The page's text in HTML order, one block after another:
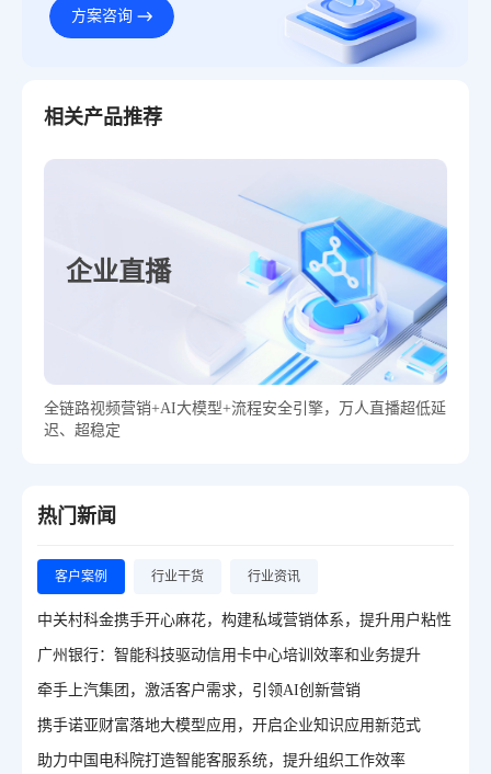
方案咨询
相关产品推荐
企业直播
全链路视频营销+AI大模型+流程安全引擎，万人直播超低延
迟、超稳定
热门新闻
客户案例 行业干货 行业资讯
中关村科金携手开心麻花，构建私域营销体系，提升用户粘性
广州银行：智能科技驱动信用卡中心培训效率和业务提升
牵手上汽集团，激活客户需求，引领AI创新营销
携手诺亚财富落地大模型应用，开启企业知识应用新范式
助力中国电科院打造智能客服系统，提升组织工作效率